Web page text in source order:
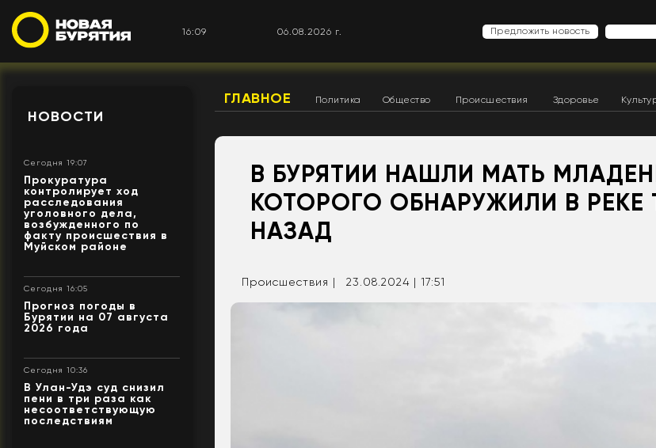
16:09 06.08.2026 г. Предложить новость
НОВОСТИ
Сегодня 19:07
Прокуратура
контролирует ход
расследования
уголовного дела,
возбужденного по
факту происшествия в
Муйском районе
Сегодня 16:05
Прогноз погоды в
Бурятии на 07 августа
2026 года
Сегодня 10:36
В Улан-Удэ суд снизил
пени в три раза как
несоответствующую
последствиям
ГЛАВНОЕ Политика Общество Происшествия Здоровье
В БУРЯТИИ НАШЛИ МАТЬ
КОТОРОГО ОБНАРУЖИЛИ В РЕКЕ
НАЗАД
Происшествия | 23.08.2024 | 17:51